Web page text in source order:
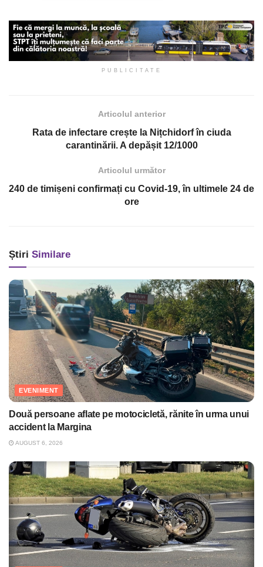
PUBLICITATE
Articolul anterior
Rata de infectare crește la Nițchidorf în ciuda
carantinării. A depășit 12/1000
Articolul următor
240 de timișeni confirmați cu Covid-19, în ultimele 24 de
ore
Știri Similare
EVENIMENT
Două persoane aflate pe motocicletă, rănite în urma unui
accident la Margina
AUGUST 6, 2026